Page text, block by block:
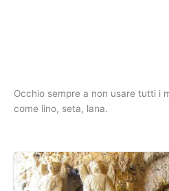
Occhio sempre a non usare tutti i
come lino, seta, lana.